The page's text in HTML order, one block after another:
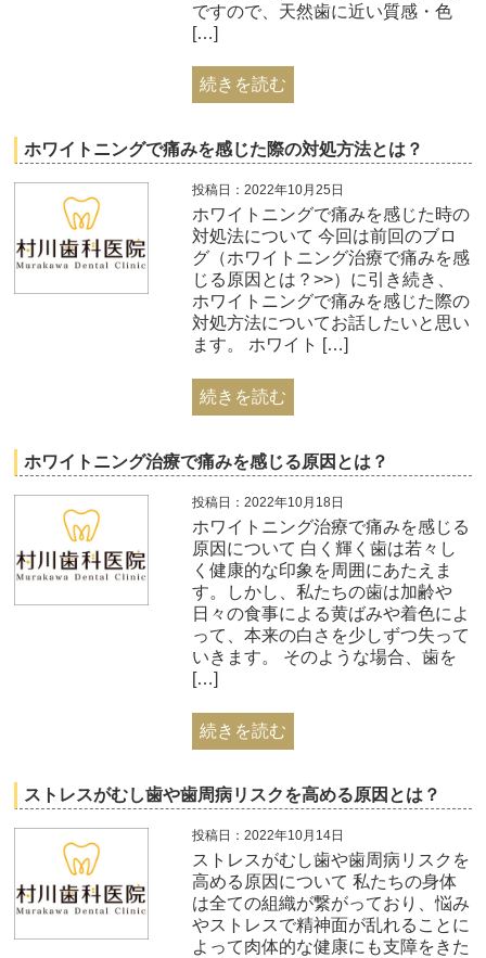
ですので、天然歯に近い質感・色
[…]
続きを読む
ホワイトニングで痛みを感じた際の対処方法とは？
投稿日：2022年10月25日
ホワイトニングで痛みを感じた時の
対処法について 今回は前回のブロ
グ（ホワイトニング治療で痛みを感
じる原因とは？>>）に引き続き、
ホワイトニングで痛みを感じた際の
対処方法についてお話したいと思い
ます。 ホワイト […]
続きを読む
ホワイトニング治療で痛みを感じる原因とは？
投稿日：2022年10月18日
ホワイトニング治療で痛みを感じる
原因について 白く輝く歯は若々し
く健康的な印象を周囲にあたえま
す。しかし、私たちの歯は加齢や
日々の食事による黄ばみや着色によ
って、本来の白さを少しずつ失って
いきます。 そのような場合、歯を
[…]
続きを読む
ストレスがむし歯や歯周病リスクを高める原因とは？
投稿日：2022年10月14日
ストレスがむし歯や歯周病リスクを
高める原因について 私たちの身体
は全ての組織が繋がっており、悩み
やストレスで精神面が乱れることに
よって肉体的な健康にも支障をきた